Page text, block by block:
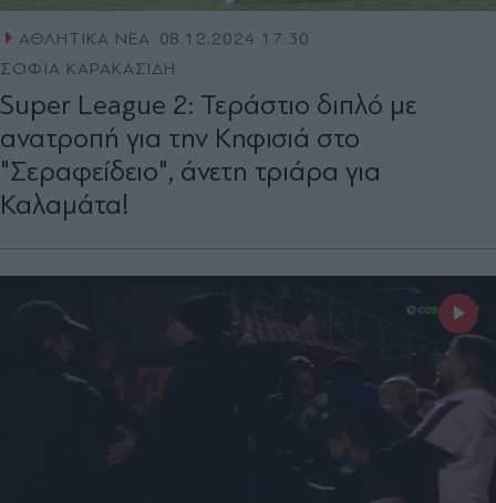
ΑΘΛΗΤΙΚΑ ΝΕΑ 08.12.2024 17:30
ΣΟΦΙΑ ΚΑΡΑΚΑΣΙΔΗ
Super League 2: Τεράστιο διπλό με
ανατροπή για την Κηφισιά στο
"Σεραφείδειο", άνετη τριάρα για
Καλαμάτα!